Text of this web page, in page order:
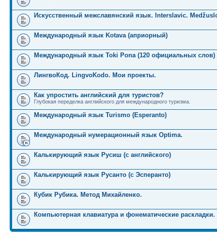
Искусственный межславянский язык. Interslavic.
Международный язык Kotava (априорный)
Международный язык Toki Pona (120 официальных слов)
ЛингвоКод. LingvoKodo. Мои проекты.
Как упростить английский для туристов?
Глубокая переделка английского для международного туризма.
Международный язык Turismo (Esperanto)
Международный нумерационный язык Optima.
Калькирующий язык Русиш (с английского)
Калькирующий язык Русанто (с Эсперанто)
Кубик Рубика. Метод Михайленко.
Компьютерная клавиатура и фонематические раскладки.